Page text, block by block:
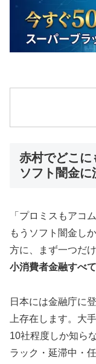
赤村でどこに
ソフト闇金に
「プロミスもアコ
もうソフト闇金し
方に、まず一つだ
小消費者金融すべ
日本には金融庁に
上存在します。大
10社程度しか知ら
ラック・延滞中・